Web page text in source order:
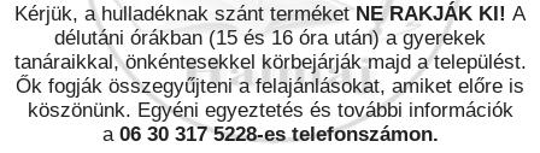
Kérjük, a hulladéknak szánt terméketNE RAKJÁK KI! A
délutáni órákban (15 és 16 óra után) a gyerekek
tanáraikkal, önkéntesekkel körbejárják majd a települést.
Ők fogják összegyűjteni a felajánlásokat, amiket előre is
köszönünk. Egyéni egyeztetés és további információk
a06 30 317 5228-es telefonszámon.